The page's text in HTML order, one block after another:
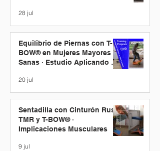
28 jul
Equilibrio de Piernas con T-
BOW® en Mujeres Mayores
Sanas · Estudio Aplicando un
Programa de Entrenamiento
20 jul
Sentadilla con Cinturón Ruso
TMR y T-BOW® ·
Implicaciones Musculares
9 jul